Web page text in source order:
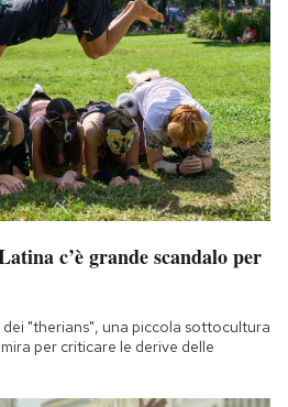
c’è grande scandalo per
"therians", una piccola sottocultura
per criticare le derive delle